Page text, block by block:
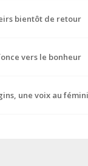
bientôt de retour
vers le bonheur
une voix au